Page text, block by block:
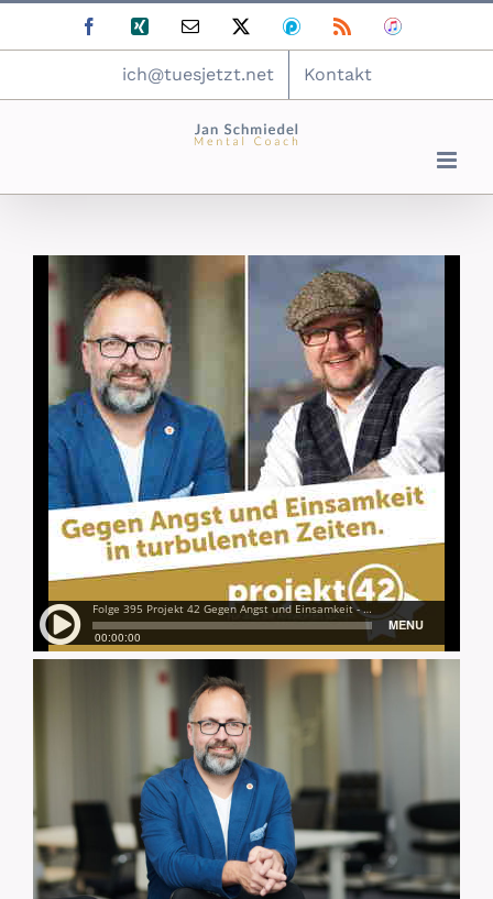
FacebookXing
E-
Podomatic ITunes
ich@tuesjetzt.net Kontakt